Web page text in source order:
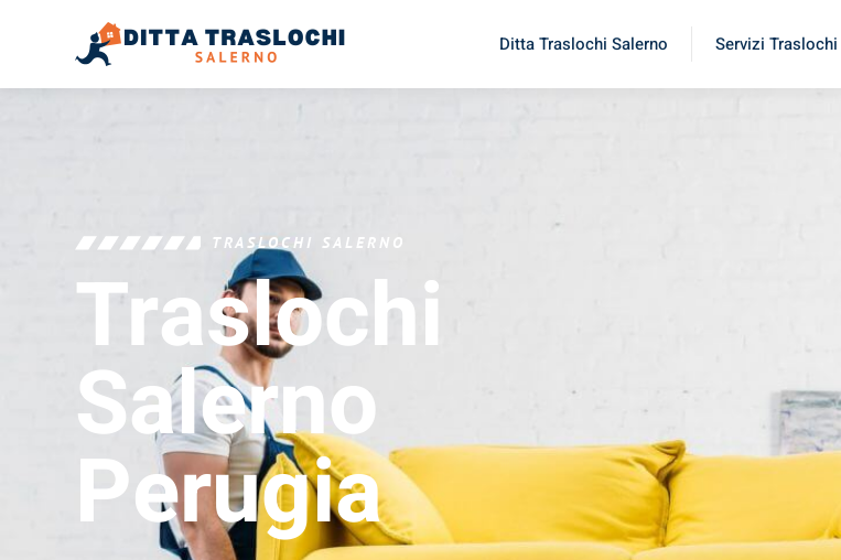
Ditta Traslochi Salerno Servizi
TRASLOCHI SALERNO
Traslochi
Salerno
Perugia